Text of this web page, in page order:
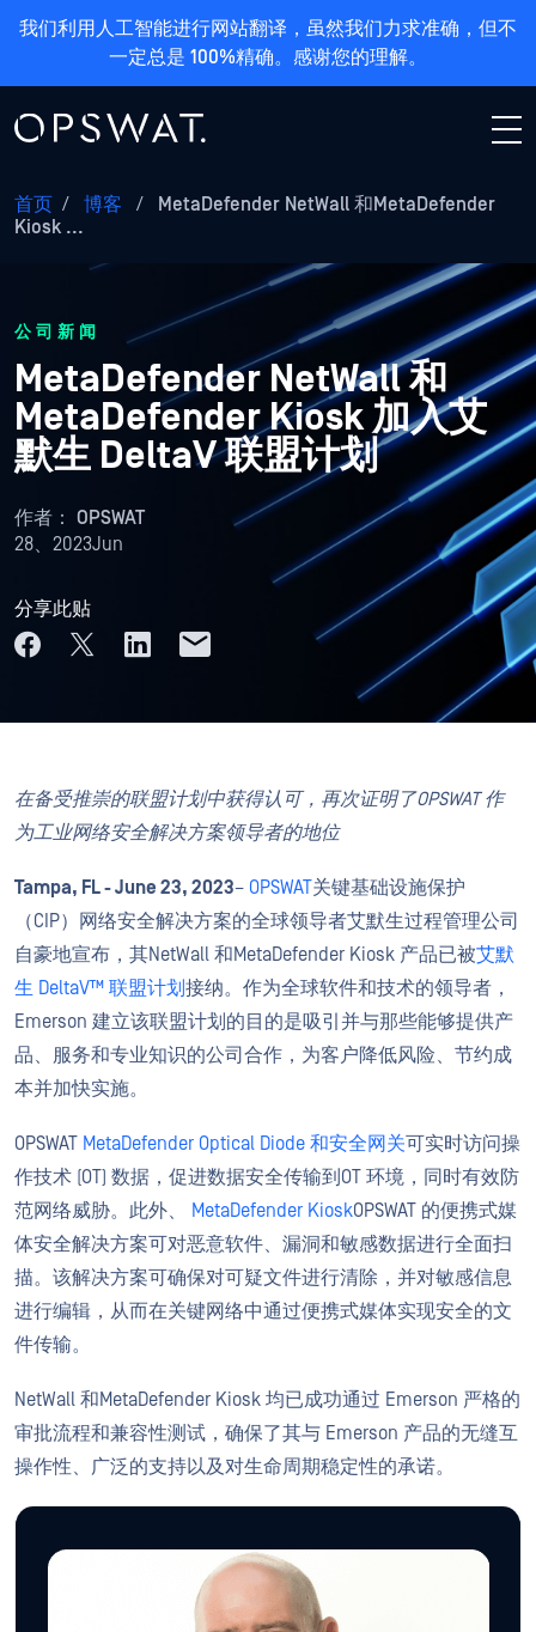
我们利用人工智能进行网站翻译，虽然我们力求准确，但不
一定总是 100%精确。感谢您的理解。
首页 / 博客 /
MetaDefender NetWall 和MetaDefender
Kiosk ...
公司新闻
MetaDefender NetWall 和
MetaDefender Kiosk 加入艾
默生 DeltaV 联盟计划
作者： OPSWAT
28、2023Jun
分享此贴
在备受推崇的联盟计划中获得认可，再次证明了OPSWAT 作
为工业网络安全解决方案领导者的地位
Tampa, FL - June 23, 2023– OPSWAT关键基础设施保护
（CIP）网络安全解决方案的全球领导者艾默生过程管理公司
自豪地宣布，其NetWall 和MetaDefender Kiosk 产品已被艾默
生 DeltaV™ 联盟计划 接纳。作为全球软件和技术的领导者，
Emerson 建立该联盟计划的目的是吸引并与那些能够提供产
品、服务和专业知识的公司合作，为客户降低风险、节约成
本并加快实施。
OPSWAT MetaDefender Optical Diode 和安全网关可实时访问操
作技术 (OT) 数据，促进数据安全传输到OT 环境，同时有效防
范网络威胁。此外、
MetaDefender KioskOPSWAT 的便携式媒
体安全解决方案可对恶意软件、漏洞和敏感数据进行全面扫
描。该解决方案可确保对可疑文件进行清除，并对敏感信息
进行编辑，从而在关键网络中通过便携式媒体实现安全的文
件传输。
NetWall 和MetaDefender Kiosk 均已成功通过 Emerson 严格的
审批流程和兼容性测试，确保了其与 Emerson 产品的无缝互
操作性、广泛的支持以及对生命周期稳定性的承诺。